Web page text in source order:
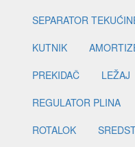
SEPARATOR
KUTNIK
PREKIDAČ
LEŽAJ
REGULATOR PLINA
ROTALOK